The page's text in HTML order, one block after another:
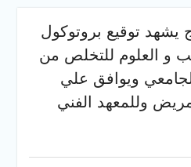
أبوابها
العامة فى أولى
للتنسيق
بالجامعات
توقيع بروتوكول
و العلوم للتخلص من
ويوافق علي
وللمعهد الفني